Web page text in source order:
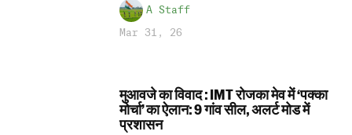
A Staff
Mar 31, 26
मुआवजे का विवाद : IMT रोजका मेव में ‘पक्का
मोर्चा’ का ऐलान: 9 गांव सील, अलर्ट मोड में
प्रशासन